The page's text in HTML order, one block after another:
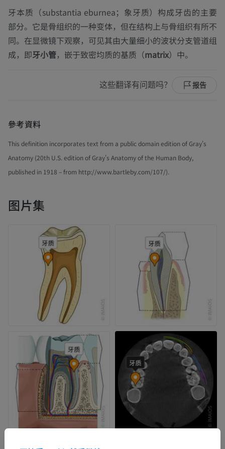
牙本质（substantia eburnea；象牙质）构成牙齿的主要
部分。它是骨组织的一种变体，但在结构上与骨组织有所不
同。在显微镜下观察，可见其由大量细小的波状分支管道组
成，即牙小管，嵌于致密均质的基质（matrix）中。
这些翻译有问题吗？ 报告
參考資料
This definition incorporates text from a public domain edition of Gray's
Anatomy (20th U.S. edition of Gray's Anatomy of the Human Body,
published in 1918 – from http://www.bartleby.com/107/).
图片集